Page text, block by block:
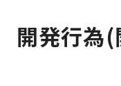
開発行為(